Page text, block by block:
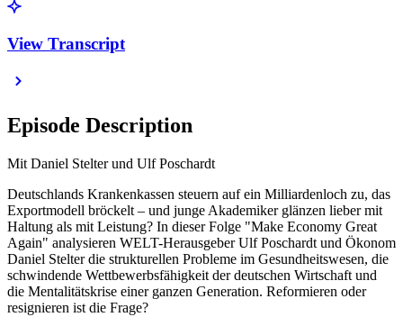
View Transcript
Episode Description
Mit Daniel Stelter und Ulf Poschardt
Deutschlands Krankenkassen steuern auf ein Milliardenloch zu, das
Exportmodell bröckelt – und junge Akademiker glänzen lieber mit
Haltung als mit Leistung? In dieser Folge "Make Economy Great
Again" analysieren WELT-Herausgeber Ulf Poschardt und Ökonom
Daniel Stelter die strukturellen Probleme im Gesundheitswesen, die
schwindende Wettbewerbsfähigkeit der deutschen Wirtschaft und
die Mentalitätskrise einer ganzen Generation. Reformieren oder
resignieren ist die Frage?